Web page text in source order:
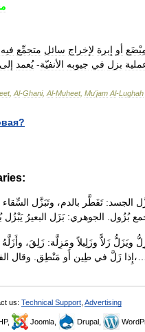
أو إبرة لإخراج سائل متجمِّع فيه
بزل في جيوبه الأنفيّة-يُعمد إلى
, Al-Ghani, Al-Muheet, Mu'jam Al-Lughah
الجسد: تَفَطَّر بالدم، وتَبَزَّل
زَلاًّ وزَلِيلاً ومَزِلَّة: زَلِقَ، وأَزَلَّهُ
تَزَلُّ زَلَلاٌ،… …
us: Technical Support Advertising
Joomla, Drupal,